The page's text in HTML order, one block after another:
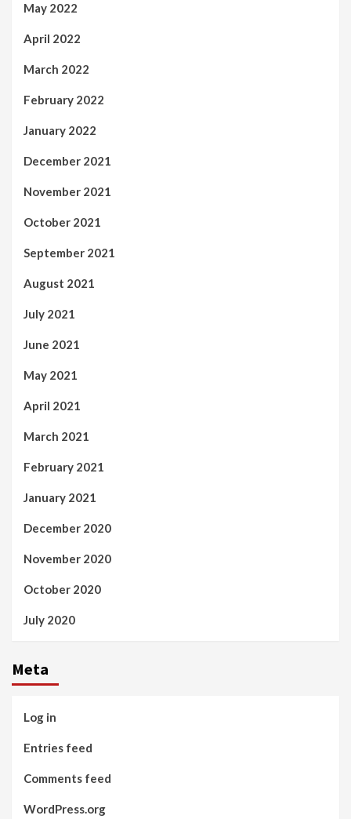
May 2022
April 2022
March 2022
February 2022
January 2022
December 2021
November 2021
October 2021
September 2021
August 2021
July 2021
June 2021
May 2021
April 2021
March 2021
February 2021
January 2021
December 2020
November 2020
October 2020
July 2020
Meta
Log in
Entries feed
Comments feed
WordPress.org